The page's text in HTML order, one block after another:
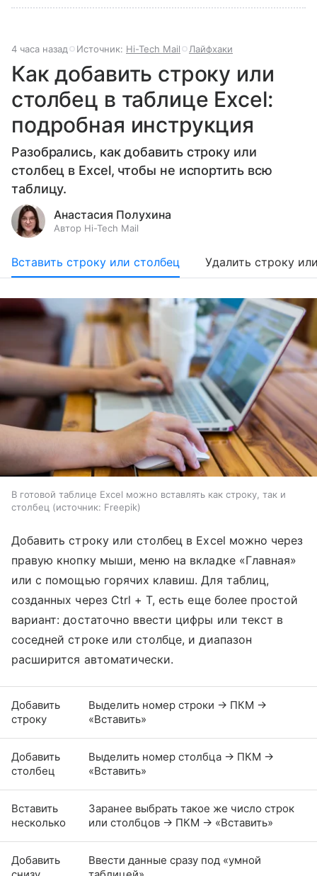
4 часа назад Источник: Hi-Tech Mail Лайфхаки
Как добавить строку или
столбец в таблице Excel:
подробная инструкция
Разобрались, как добавить строку или
столбец в Excel, чтобы не испортить всю
таблицу.
Анастасия Полухина
Автор Hi-Tech Mail
Вставить строку или столбец Удалить строку
В готовой таблице Excel можно вставлять как строку, так и
столбец
источник: Freepik
Добавить строку или столбец в Excel можно через
правую кнопку мыши, меню на вкладке «Главная»
или с помощью горячих клавиш. Для таблиц,
созданных через Ctrl + T, есть еще более простой
вариант: достаточно ввести цифры или текст в
соседней строке или столбце, и диапазон
расширится автоматически.
Добавить
строку
Выделить номер строки → ПКМ →
«Вставить»
Добавить
столбец
Выделить номер столбца → ПКМ →
«Вставить»
Вставить
несколько
Заранее выбрать такое же число строк
или столбцов → ПКМ → «Вставить»
Добавить
Ввести данные сразу под «умной